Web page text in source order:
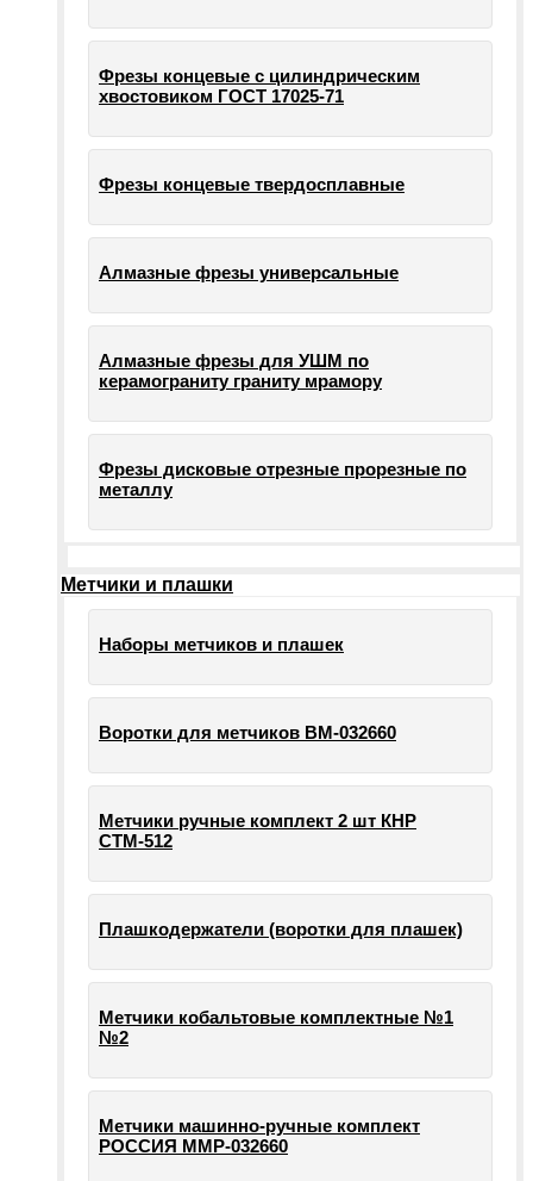
Фрезы концевые с цилиндрическим
хвостовиком ГОСТ 17025-71
Фрезы концевые твердосплавные
Алмазные фрезы универсальные
Алмазные фрезы для УШМ по
керамограниту граниту мрамору
Фрезы дисковые отрезные прорезные по
металлу
Метчики и плашки
Наборы метчиков и плашек
Воротки для метчиков ВМ-032660
Метчики ручные комплект 2 шт КНР
СТМ-512
Плашкодержатели (воротки для плашек)
Метчики кобальтовые комплектные №1
№2
Метчики машинно-ручные комплект
РОССИЯ ММР-032660